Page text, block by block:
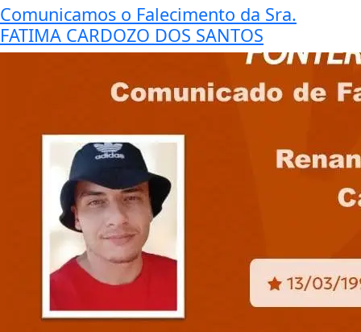
Comunicamos o Falecimento da Sra.
FATIMA CARDOZO DOS SANTOS